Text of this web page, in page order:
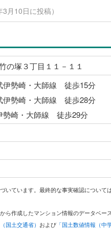
月10日に投稿）
の塚３丁目１１－１１
伊勢崎・大師線 徒歩15分
伊勢崎・大師線 徒歩28分
勢崎・大師線 徒歩29分
ています。最終的な事実確認について
ら作成したマンション情報のデータベー
国土交通省） および 「国土数値情報（中